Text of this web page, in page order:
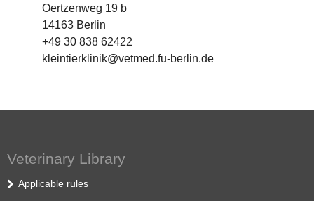
Oertzenweg 19 b
14163 Berlin
+49 30 838 62422
kleintierklinik@vetmed.fu-berlin.de
Veterinary Library
Applicable rules